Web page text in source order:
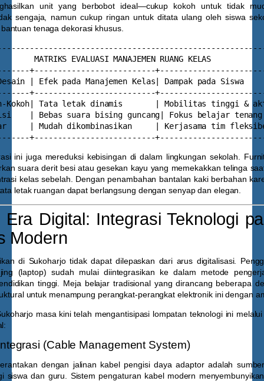
unit yang berbobot ideal—cukup kokoh untuk tidak
sengaja, namun cukup ringan untuk ditata ulang oleh siswa
tenaga dekorasi khusus.
EVALUASI MANAJEMEN RUANG KELAS
+--------------------------
| Efek pada Manajemen Kelas| Dampak pada
+--------------------------
Kokoh| Tata letak dinamis       | Mobilitas tinggi &
| Bebas suara bising guncang| Fokus belajar
| Mudah dikombinasikan     | Kerjasama tim
ini juga mereduksi kebisingan di dalam lingkungan sekolah.
suara derit besi atau gesekan kayu yang memekakkan telinga
kelas sebelah. Dengan penambahan bantalan kaki berbahan
letak ruangan dapat berlangsung dengan senyap dan elegan.
Era Digital: Integrasi Teknologi
Modern
di Sukoharjo tidak dapat dilepaskan dari arus digitalisasi.
(laptop) sudah mulai diintegrasikan ke dalam metode
tinggi. Meja belajar tradisional yang dirancang beberapa
untuk menampung perangkat-perangkat elektronik ini dengan
masa kini telah mengantisipasi lompatan teknologi ini
(Cable Management System)
dengan jalinan kabel pengisi daya adaptor adalah
siswa dan guru. Sistem pengaturan kabel modern